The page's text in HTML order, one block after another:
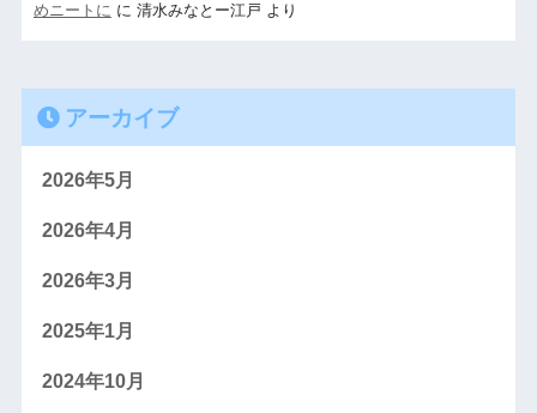
めニートに に 清水みなとー江戸 より
アーカイブ
2026年5月
2026年4月
2026年3月
2025年1月
2024年10月